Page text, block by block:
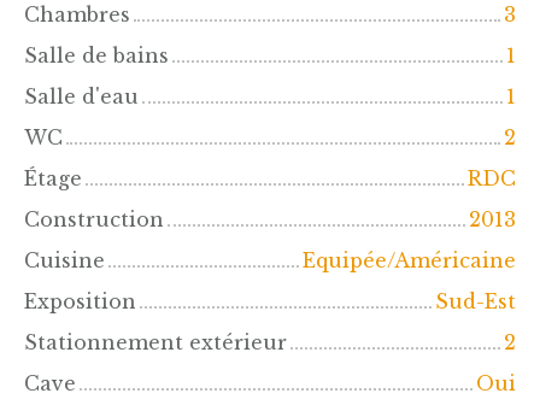
Chambres
3
Salle de bains
1
Salle d'eau
1
WC
2
Étage
RDC
Construction
2013
Cuisine
Equipée/Américaine
Exposition
Sud-Est
Stationnement extérieur
2
Cave
Oui